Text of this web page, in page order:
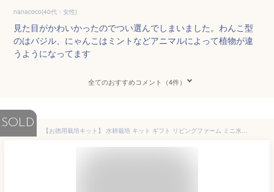
nanacoco(40代・女性)
見た目がかわいかったのでつい選んでしまいました。わんこ型
のはバジル、にゃんこはミントなどアニマルによって植物が違
うようになってます
全てのおすすめコメント（4件）
SOLD
【お徳用栽培キット】 水耕栽培 キット ギフト リビングファーム ミニ水耕菜園キットS ベビーリーフ / ルッコラ 2種類のタネ付き 野菜 家庭菜園 室内 プランター 在宅 健康 野菜栽培 おうち時間 レタス